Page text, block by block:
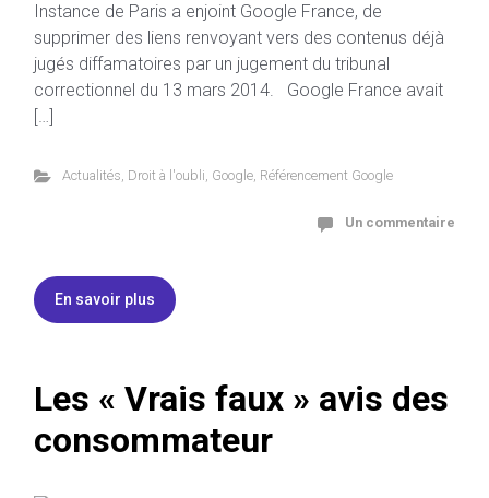
Instance de Paris a enjoint Google France, de
supprimer des liens renvoyant vers des contenus déjà
jugés diffamatoires par un jugement du tribunal
correctionnel du 13 mars 2014. Google France avait
[…]
Actualités, Droit à l'oubli, Google, Référencement Google
Un commentaire
En savoir plus
Les « Vrais faux » avis des
consommateur